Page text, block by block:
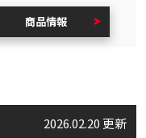
商品情報
2026.02.20 更新